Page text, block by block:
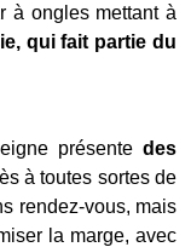
à ongles mettant à
qui fait partie du
présente des
à toutes sortes de
rendez-vous, mais
la marge, avec